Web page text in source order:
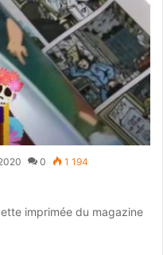
0 1 194
imprimée du magazine